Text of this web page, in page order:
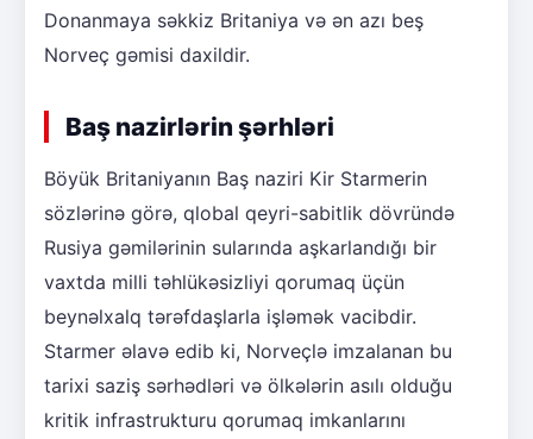
Donanmaya səkkiz Britaniya və ən azı beş
Norveç gəmisi daxildir.
Baş nazirlərin şərhləri
Böyük Britaniyanın Baş naziri Kir Starmerin
sözlərinə görə, qlobal qeyri-sabitlik dövründə
Rusiya gəmilərinin sularında aşkarlandığı bir
vaxtda milli təhlükəsizliyi qorumaq üçün
beynəlxalq tərəfdaşlarla işləmək vacibdir.
Starmer əlavə edib ki, Norveçlə imzalanan bu
tarixi saziş sərhədləri və ölkələrin asılı olduğu
kritik infrastrukturu qorumaq imkanlarını